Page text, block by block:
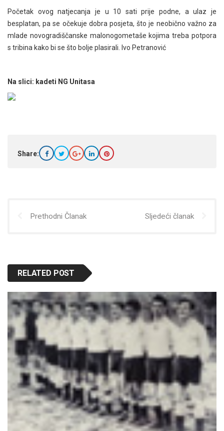
Početak ovog natjecanja je u 10 sati prije podne, a ulaz je
besplatan, pa se očekuje dobra posjeta, što je neobično važno za
mlade novogradiščanske malonogometaše kojima treba potpora
s tribina kako bi se što bolje plasirali. Ivo Petranović
Na slici: kadeti NG Unitasa
Share:
Prethodni Članak Sljedeći članak
RELATED POST